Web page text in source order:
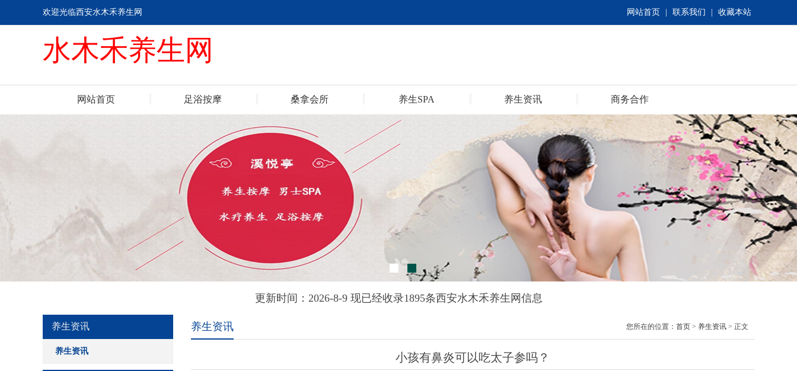
网站首页 联系我们 收藏本站
欢迎光临西安水木禾养生网
水木禾养生网
网站首页 足浴按摩 桑拿会所 养生SPA 养生资讯 商务合作
更新时间：2026-8-9 现已经收录1895条西安水木禾养生网信息
养生资讯
养生资讯
养生资讯 您所在的位置： 首页 > 养生资讯 > 正文
小孩有鼻炎可以吃太子参吗？